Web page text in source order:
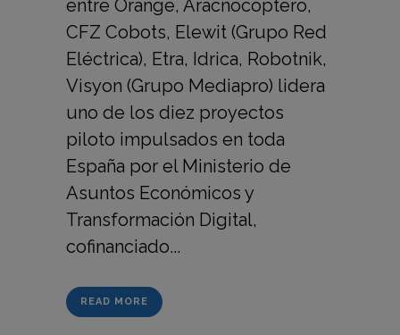
entre Orange, Aracnocóptero,
CFZ Cobots, Elewit (Grupo Red
Eléctrica), Etra, Idrica, Robotnik,
Visyon (Grupo Mediapro) lidera
uno de los diez proyectos
piloto impulsados en toda
España por el Ministerio de
Asuntos Económicos y
Transformación Digital,
cofinanciado...
READ MORE